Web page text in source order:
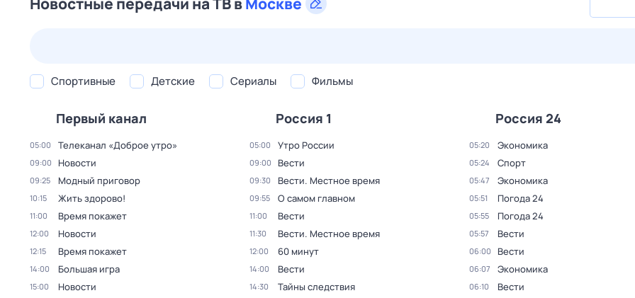
Спортивные Детские Сериалы Фильмы
Первый канал
05:00 Телеканал «Доброе утро»
09:00 Новости
09:25 Модный приговор
10:15 Жить здорово!
11:00 Время покажет
12:00 Новости
12:15 Время покажет
14:00 Большая игра
15:00 Новости
Россия 1
05:00 Утро России
09:00 Вести
09:30 Вести. Местное время
09:55 О самом главном
11:00 Вести
11:30 Вести. Местное время
12:00 60 минут
14:00 Вести
14:30 Тайны следствия
Россия 24
05:20 Экономика
05:24 Спорт
05:47 Экономика
05:51 Погода 24
05:55 Погода 24
05:57 Вести
06:00 Вести
06:07 Экономика
06:10 Вести